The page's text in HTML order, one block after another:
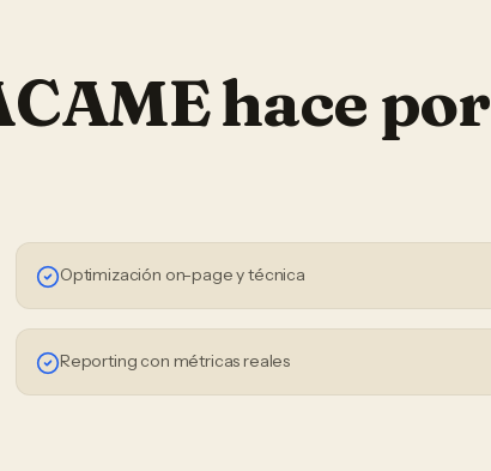
hace por
Optimización on-page y técnica
Reporting con métricas reales